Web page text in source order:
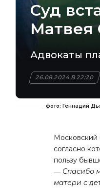
Суд
Матвея
Адвокаты
26.08.2024 В 22:20
фото: Геннадий
Московский
согласно
пользу
― Спасибо
матери с